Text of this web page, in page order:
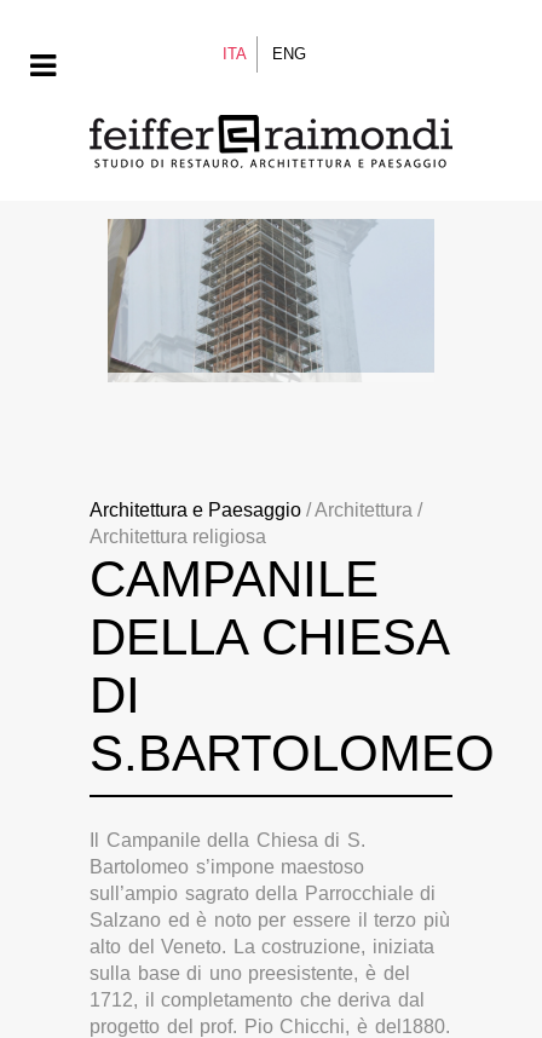
ITA ENG
Architettura e Paesaggio / Architettura /
Architettura religiosa
CAMPANILE
DELLA CHIESA
DI
S.BARTOLOMEO
Il Campanile della Chiesa di S.
Bartolomeo s’impone maestoso
sull’ampio sagrato della Parrocchiale di
Salzano ed è noto per essere il terzo più
alto del Veneto. La costruzione, iniziata
sulla base di uno preesistente, è del
1712, il completamento che deriva dal
progetto del prof. Pio Chicchi, è del1880.